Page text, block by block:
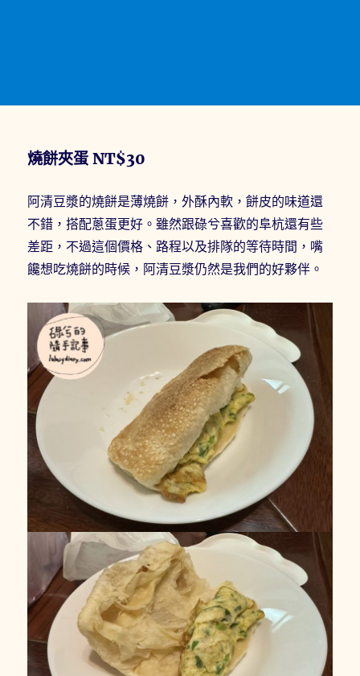
燒餅夾蛋 NT$30
阿清豆漿的燒餅是薄燒餅，外酥內軟，餅皮的味道還
不錯，搭配蔥蛋更好。雖然跟碌兮喜歡的阜杭還有些
差距，不過這個價格、路程以及排隊的等待時間，嘴
饞想吃燒餅的時候，阿清豆漿仍然是我們的好夥伴。